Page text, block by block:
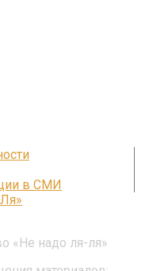
«Не надо ля-ля»
в СМИ